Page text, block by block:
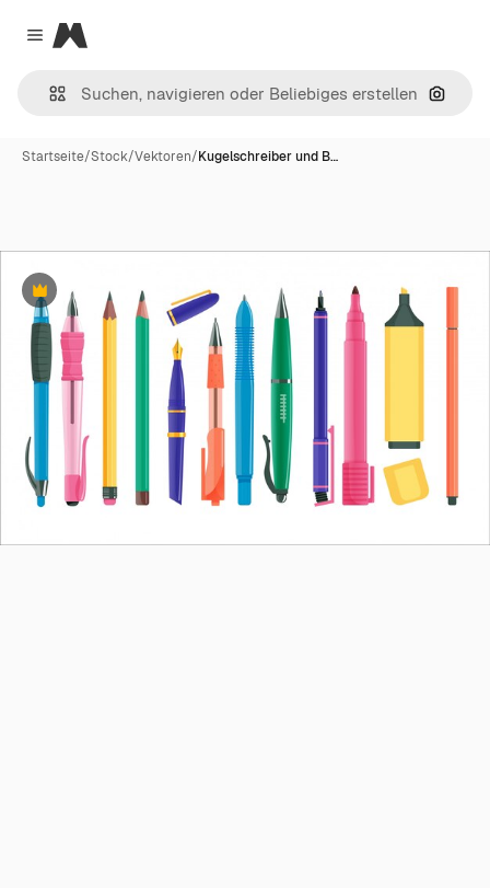
Close menu
Magnific
Nach
Startseite/Stock/Vektoren/Kugelschreiber und B…
Premium